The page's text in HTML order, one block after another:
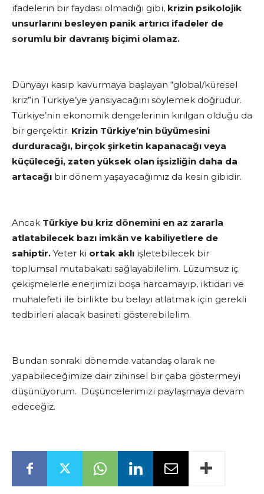
ifadelerin bir faydası olmadığı gibi, krizin psikolojik
unsurlarını besleyen panik artırıcı ifadeler de
sorumlu bir davranış biçimi olamaz.
Dünyayı kasıp kavurmaya başlayan “global/küresel
kriz”in Türkiye’ye yansıyacağını söylemek doğrudur.
Türkiye’nin ekonomik dengelerinin kırılgan olduğu da
bir gerçektir. Krizin Türkiye’nin büyümesini
durduracağı, birçok şirketin kapanacağı veya
küçüleceği, zaten yüksek olan işsizliğin daha da
artacağı bir dönem yaşayacağımız da kesin gibidir.
Ancak Türkiye bu kriz dönemini en az zararla
atlatabilecek bazı imkân ve kabiliyetlere de
sahiptir. Yeter ki ortak aklı işletebilecek bir
toplumsal mutabakatı sağlayabilelim. Lüzumsuz iç
çekişmelerle enerjimizi boşa harcamayıp, iktidarı ve
muhalefeti ile birlikte bu belayı atlatmak için gerekli
tedbirleri alacak basireti gösterebilelim.
Bundan sonraki dönemde vatandaş olarak ne
yapabileceğimize dair zihinsel bir çaba göstermeyi
düşünüyorum. Düşüncelerimizi paylaşmaya devam
edeceğiz.